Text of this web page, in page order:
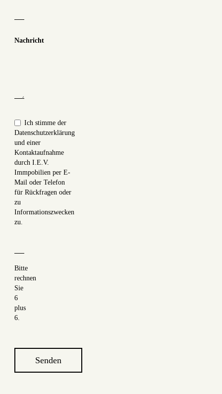
Nachricht
Ich stimme der
Datenschutzerklärung
und einer
Kontaktaufnahme
durch I.E.V.
Immpobilien per E-
Mail oder Telefon
für Rückfragen oder
zu
Informationszwecken
zu.
Bitte
rechnen
Sie
6
plus
6.
Senden